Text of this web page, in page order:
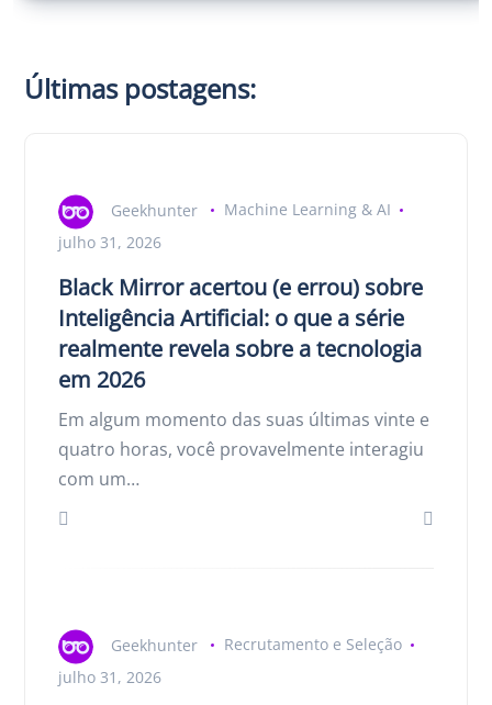
Últimas postagens:
Geekhunter
Machine Learning & AI
julho 31, 2026
Black Mirror acertou (e errou) sobre
Inteligência Artificial: o que a série
realmente revela sobre a tecnologia
em 2026
Em algum momento das suas últimas vinte e
quatro horas, você provavelmente interagiu
com um…
Geekhunter
Recrutamento e Seleção
julho 31, 2026